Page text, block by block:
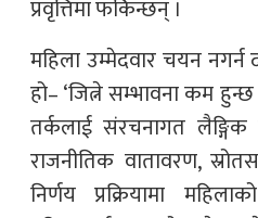
प्रवृत्तिमा फर्किन्छन् ।
महिला उम्मेदवार चयन
हो– ‘जित्ने सम्भावना कम
तर्कलाई संरचनागत
राजनीतिक वातावरण,
निर्णय प्रक्रियामा